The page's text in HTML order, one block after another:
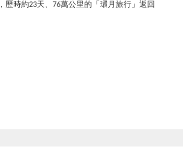
歷時約23天、76萬公里的「環月旅行」返回